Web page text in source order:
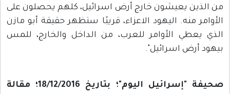
من الذين يعيشون خارج أرض اسرائيل، كلهم يحصلون على
الأوامر منه. اليهود الاعزاء، قريبًا ستظهر حقيقة أبو مازن
الذي يعطي الأوامر للعرب، من الداخل والخارج، للمس
بيهود أرض اسرائيل".
صحيفة "إسرائيل اليوم"؛ بتاريخ 18/12/2016؛ مقالة